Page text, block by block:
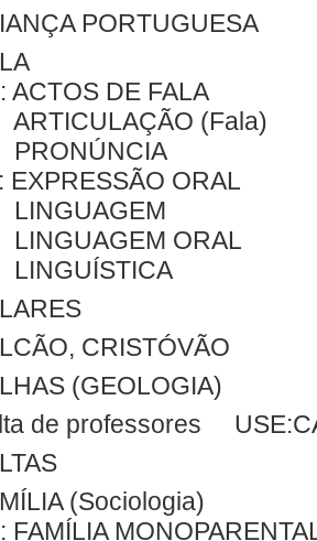
PORTUGUESA
ACTOS DE FALA
(Fala)
EXPRESSÃO ORAL
ORAL
CRISTÓVÃO
(GEOLOGIA)
de professores
(Sociologia)
FAMÍLIA